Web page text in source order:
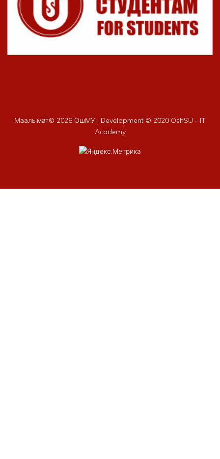
Маалымат© 2026 ОшМУ | Development © 2020 OshSU - IT
Academy